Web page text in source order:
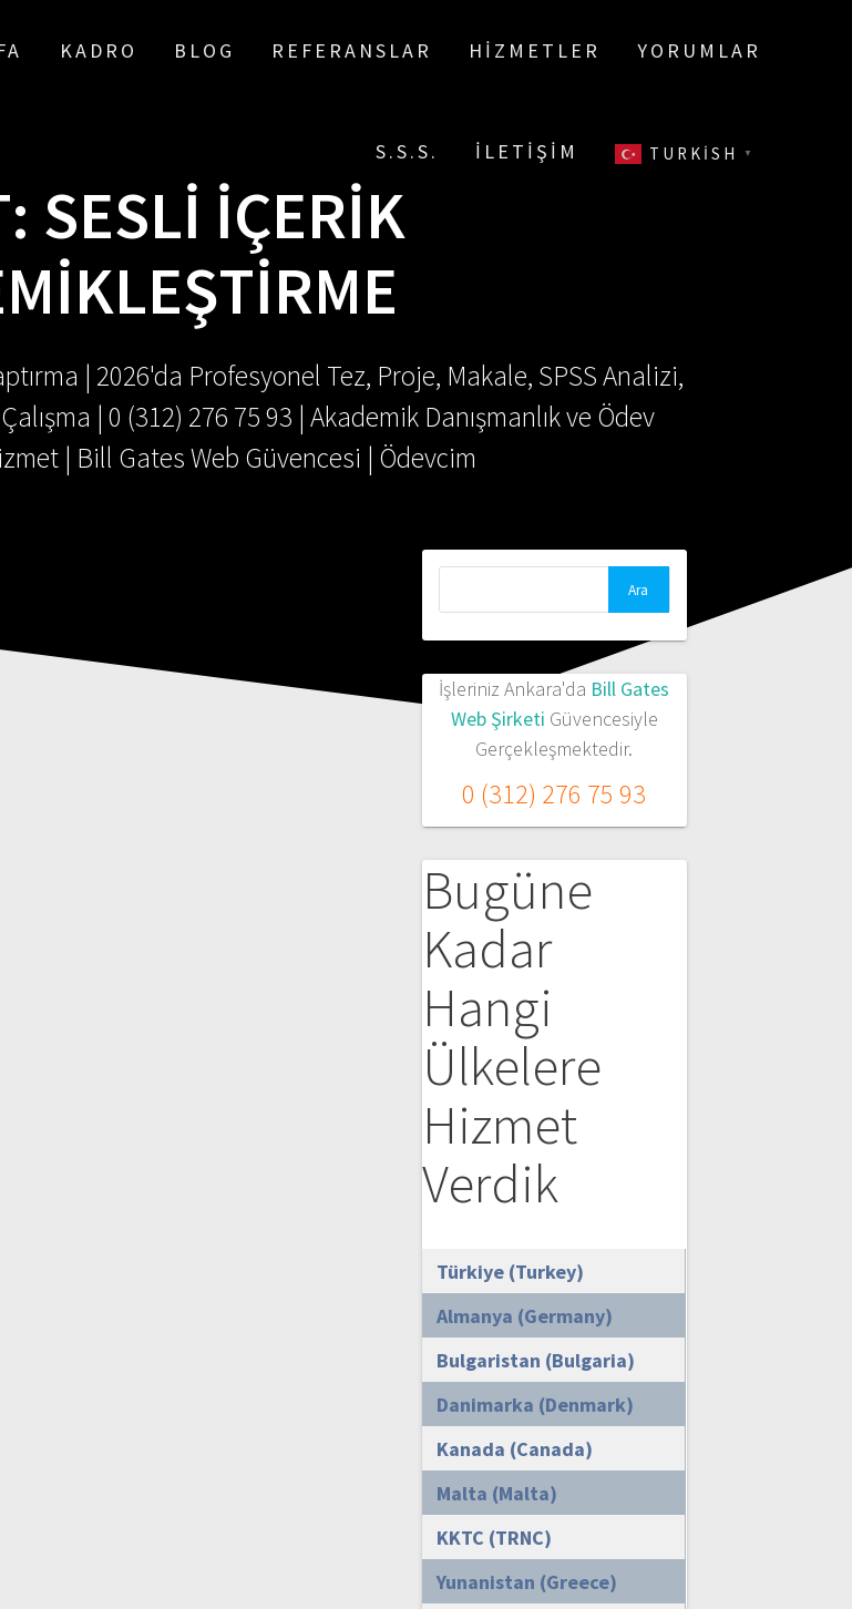
KADRO BLOG REFERANSLAR HIZMETLER YORUMLAR
S.S.S. İLETIŞIM TURKISH ▼
SESLI IÇERIK
| 2026'da Profesyonel Tez, Proje, Makale, SPSS Analizi,
| 0 (312) 276 75 93 | Akademik Danışmanlık ve Ödev
| Bill Gates Web Güvencesi | Ödevcim
İşleriniz Ankara'da Bill Gates
Web Şirketi Güvencesiyle
Gerçekleşmektedir.
0 (312) 276 75 93
Bugüne
Kadar
Hangi
Ülkelere
Hizmet
Verdik
Türkiye (Turkey)
Almanya (Germany)
Bulgaristan (Bulgaria)
Danimarka (Denmark)
Kanada (Canada)
Malta (Malta)
KKTC (TRNC)
Yunanistan (Greece)